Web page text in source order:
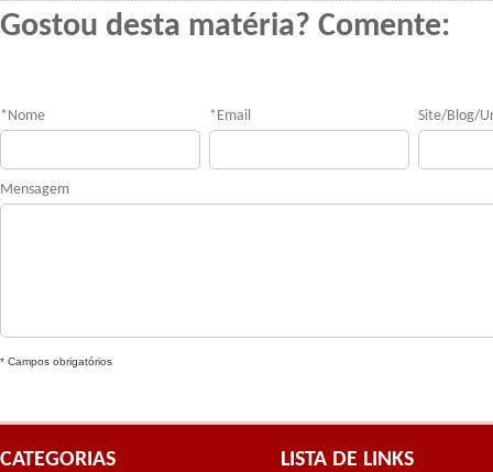
Gostou desta matéria? Comente:
* Nome * Email Site/Blog/
Mensagem
* Campos obrigatórios
CATEGORIAS LISTA DE LINKS